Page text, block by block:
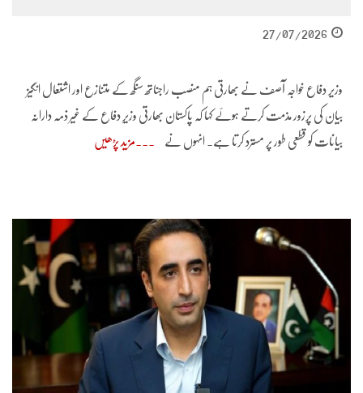
27/07/2026
وزیر دفاع خواجہ آصف نے بھارتی ہم منصب راجناتھ سنگھ کے متنازع اور اشتعال انگیز
بیان کی پرزور مذمت کرتے ہوئے کہا کہ پاکستان بھارتی وزیرِ دفاع کے غیر ذمہ دارانہ
بیانات کو قطعی طور پر مسترد کرتا ہے۔ انہوں نے مزید پڑھیں